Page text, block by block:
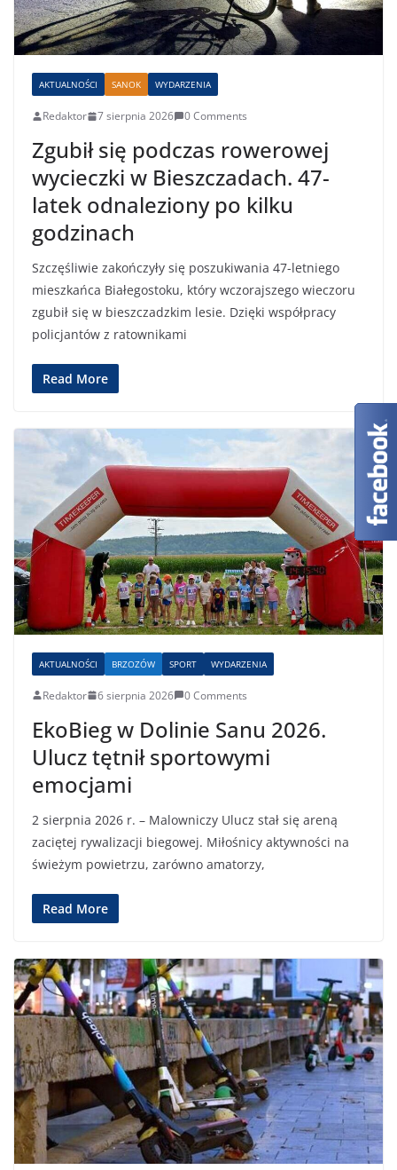
AKTUALNOŚCI SANOK WYDARZENIA
Redaktor 7 sierpnia 2026 0 Comments
Zgubił się podczas rowerowej
wycieczki w Bieszczadach. 47-
latek odnaleziony po kilku
godzinach
Szczęśliwie zakończyły się poszukiwania 47-letniego
mieszkańca Białegostoku, który wczorajszego wieczoru
zgubił się w bieszczadzkim lesie. Dzięki współpracy
policjantów z ratownikami
Read More
AKTUALNOŚCI BRZOZÓW SPORT WYDARZENIA
Redaktor 6 sierpnia 2026 0 Comments
EkoBieg w Dolinie Sanu 2026.
Ulucz tętnił sportowymi
emocjami
2 sierpnia 2026 r. – Malowniczy Ulucz stał się areną
zaciętej rywalizacji biegowej. Miłośnicy aktywności na
świeżym powietrzu, zarówno amatorzy,
Read More